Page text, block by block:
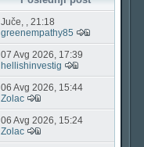
Juče, , 21:18
greenempathy85
07 Avg 2026, 17:39
hellishinvestig
06 Avg 2026, 15:44
Zolac
06 Avg 2026, 15:24
Zolac